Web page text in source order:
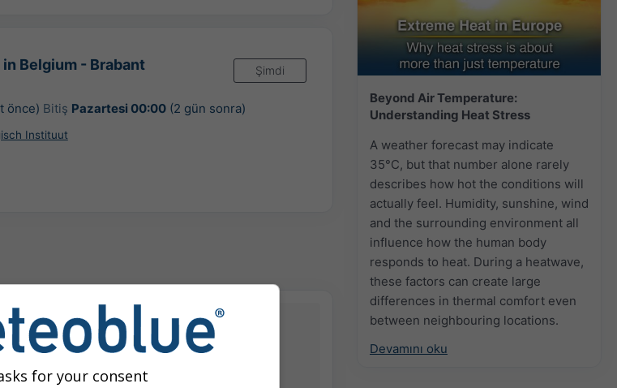
Beyond Air Temperature:
Understanding Heat Stress
A weather forecast may indicate
35°C, but that number alone rarely
describes how hot the conditions will
actually feel. Humidity, sunshine, wind
and the surrounding environment all
influence how the human body
responds to heat. During a heatwave,
these factors can create large
differences in thermal comfort even
between neighbouring locations.
Devamını oku
Belgium - Brabant Şimdi
önce) Bitiş Pazartesi 00:00(2 gün sonra)
Instituut
for your consent